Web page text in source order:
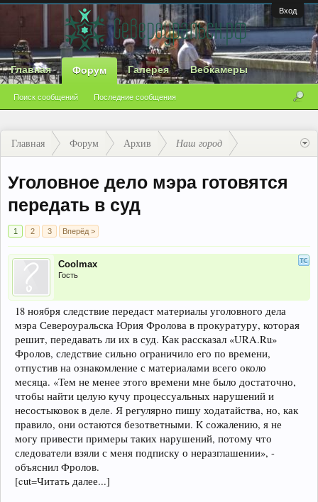
Вход
Главная Форум
Поиск сообщений Последние сообщения
Галерея Вебкамеры
Главная Форум Архив Наш город
Уголовное дело мэра готовятся
передать в суд
1 2 3 Вперёд >
Coolmax
Гость
18 ноября следствие передаст материалы уголовного дела
мэра Североуральска Юрия Фролова в прокуратуру, которая
решит, передавать ли их в суд. Как рассказал «URA.Ru»
Фролов, следствие сильно ограничило его по времени,
отпустив на ознакомление с материалами всего около
месяца. «Тем не менее этого времени мне было достаточно,
чтобы найти целую кучу процессуальных нарушений и
несостыковок в деле. Я регулярно пишу ходатайства, но, как
правило, они остаются безответными. К сожалению, я не
могу привести примеры таких нарушений, потому что
следователи взяли с меня подписку о неразглашении», -
объяснил Фролов.
[cut=Читать далее...]